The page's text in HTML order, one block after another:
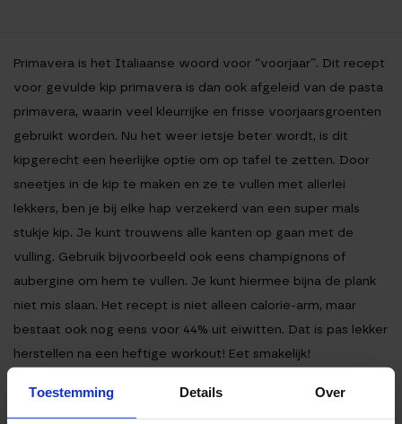
Toestemming Details Over
Primavera is het Italiaanse woord voor “voorjaar”. Dit recept
voor gevulde kip primavera is dan ook afgeleid van de pasta
primavera, waarin veel kleurrijke en frisse voorjaarsgroenten
gebruikt worden. Nu het weer ietsje beter wordt, is dit
kipgerecht een heerlijke optie om op tafel te zetten. Door
sneetjes in de kip te maken en ze te vullen met allerlei
lekkers, ben je bij elke hap verzekerd van een super mals
stukje kip. Je kunt trouwens alle kanten op gaan met de
vulling. Gebruik bijvoorbeeld ook eens champignons of
aubergine om hem te vullen. Je kunt hiermee bijna de plank
niet mis slaan. Het recept is niet alleen calorie-arm, maar
bestaat ook nog eens voor 44% uit eiwitten. Dat is pas lekker
herstellen na een heftige workout! Eet smakelijk!
Ingrediënten